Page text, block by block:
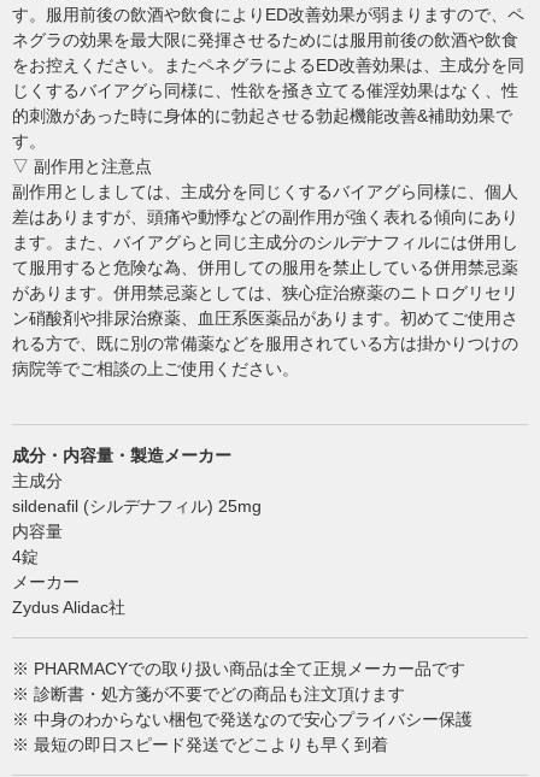
す。服用前後の飲酒や飲食によりED改善効果が弱まりますので、ペ
ネグラの効果を最大限に発揮させるためには服用前後の飲酒や飲食
をお控えください。またペネグラによるED改善効果は、主成分を同
じくするバイアグら同様に、性欲を掻き立てる催淫効果はなく、性
的刺激があった時に身体的に勃起させる勃起機能改善&補助効果で
す。
▽ 副作用と注意点
副作用としましては、主成分を同じくするバイアグら同様に、個人
差はありますが、頭痛や動悸などの副作用が強く表れる傾向にあり
ます。また、バイアグらと同じ主成分のシルデナフィルには併用し
て服用すると危険な為、併用しての服用を禁止している併用禁忌薬
があります。併用禁忌薬としては、狭心症治療薬のニトログリセリ
ン硝酸剤や排尿治療薬、血圧系医薬品があります。初めてご使用さ
れる方で、既に別の常備薬などを服用されている方は掛かりつけの
病院等でご相談の上ご使用ください。
成分・内容量・製造メーカー
主成分
sildenafil (シルデナフィル) 25mg
内容量
4錠
メーカー
Zydus Alidac社
※ PHARMACYでの取り扱い商品は全て正規メーカー品です
※ 診断書・処方箋が不要でどの商品も注文頂けます
※ 中身のわからない梱包で発送なので安心プライバシー保護
※ 最短の即日スピード発送でどこよりも早く到着